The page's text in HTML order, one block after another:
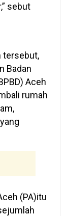
sebut
tersebut,
Badan
Aceh
rumah
(PA)itu